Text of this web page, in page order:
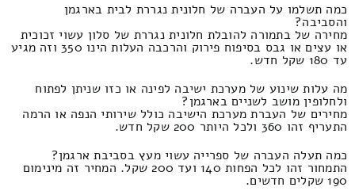
כמה תשלמו על העברה של חלונית נגררת לבית בארגמן
והסביבה?
מחירה של בתמורה להובלת חלונית נגררת של סלון עשוי זכוכית
או עצים או גבס בסיפוח פירוק והרכבה העלות הינו 350 וזה מגיע
עד 180 שקל חדש.
מה עלות שינוע של מערכת ישיבה לפינה או כזו שניתן לפתוח
ולחלופין מושב לשניים בארגמן?
מחירים של העברת מערכת הישיבה כולל שירותי הנפה או הרמה
התעריף זהו 360 ולכל היותר 200 שקל חדש.
כמה תעלה העברה של ספרייה עשוי מעץ בסביבת ארגמן?
התמחור זהו לכל הפחות 140 ועד 200 שקל. המחיר זה מינימום
190 שקלים חדשים.